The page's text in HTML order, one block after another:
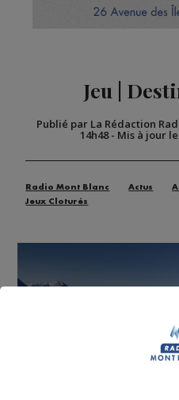
Jeu |
Publié par La Rédaction
14h48- Mis à jour le
Radio Mont Blanc Actus
Jeux Cloturés